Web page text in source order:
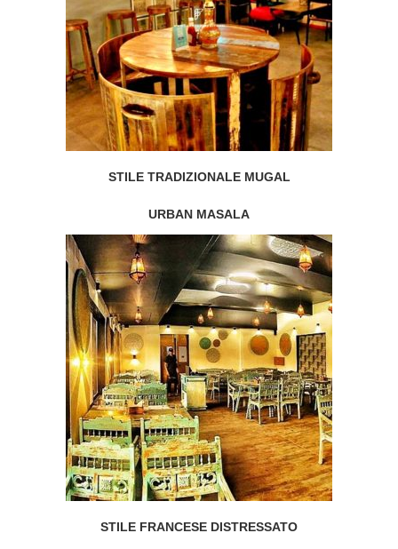
STILE TRADIZIONALE MUGAL
URBAN MASALA
STILE FRANCESE DISTRESSATO